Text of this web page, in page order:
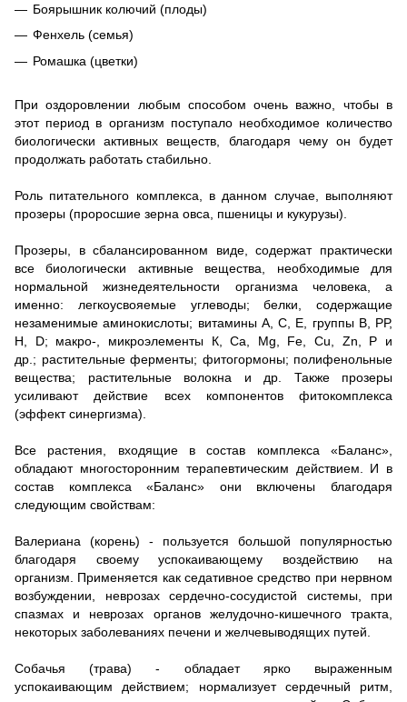
Боярышник колючий (плоды)
Фенхель (семья)
Ромашка (цветки)
При оздоровлении любым способом очень важно, чтобы в
этот период в организм поступало необходимое количество
биологически активных веществ, благодаря чему он будет
продолжать работать стабильно.
Роль питательного комплекса, в данном случае, выполняют
прозеры (проросшие зерна овса, пшеницы и кукурузы).
Прозеры, в сбалансированном виде, содержат практически
все биологически активные вещества, необходимые для
нормальной жизнедеятельности организма человека, а
именно: легкоусвояемые углеводы;белки, содержащие
незаменимые аминокислоты; витамины А, С, Е, группы В, РР,
Н, D; макро-, микроэлементы К, Са, Mg, Fe, Cu, Zn, P и
др.; растительные ферменты; фитогормоны; полифенольные
вещества; растительные волокна и др. Также прозеры
усиливают действие всех компонентов фитокомплекса
(эффект синергизма).
Все растения, входящие в состав комплекса «Баланс»,
обладают многосторонним терапевтическим действием. И в
состав комплекса «Баланс» они включены благодаря
следующим свойствам:
Валериана (корень) - пользуется большой популярностью
благодаря своему успокаивающему воздействию на
организм. Применяется как седативное средство при нервном
возбуждении, неврозах сердечно-сосудистой системы, при
спазмах и неврозах органов желудочно-кишечного тракта,
некоторых заболеваниях печени и желчевыводящих путей.
Собачья (трава) - обладает ярко выраженным
успокаивающим действием; нормализует сердечный ритм,